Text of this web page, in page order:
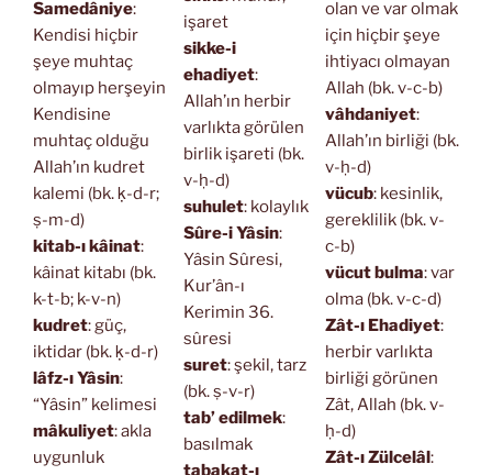
Samedâniye:
Kendisi hiçbir
şeye muhtaç
olmayıp herşeyin
Kendisine
muhtaç olduğu
Allah’ın kudret
kalemi (bk. ḳ-d-r;
ṣ-m-d)
kitab-ı kâinat:
kâinat kitabı (bk.
k-t-b; k-v-n)
kudret: güç,
iktidar (bk. ḳ-d-r)
lâfz-ı Yâsin:
“Yâsin” kelimesi
mâkuliyet: akla
uygunluk
işaret
sikke-i
ehadiyet:
Allah’ın herbir
varlıkta görülen
birlik işareti (bk.
v-ḥ-d)
suhulet: kolaylık
Sûre-i Yâsin:
Yâsin Sûresi,
Kur’ân-ı
Kerimin 36.
sûresi
suret: şekil, tarz
(bk. ṣ-v-r)
tab’ edilmek:
basılmak
tabakat-ı
olan ve var olmak
için hiçbir şeye
ihtiyacı olmayan
Allah (bk. v-c-b)
vâhdaniyet:
Allah’ın birliği (bk.
v-ḥ-d)
vücub: kesinlik,
gereklilik (bk. v-
c-b)
vücut bulma: var
olma (bk. v-c-d)
Zât-ı Ehadiyet:
herbir varlıkta
birliği görünen
Zât, Allah (bk. v-
ḥ-d)
Zât-ı Zülcelâl: